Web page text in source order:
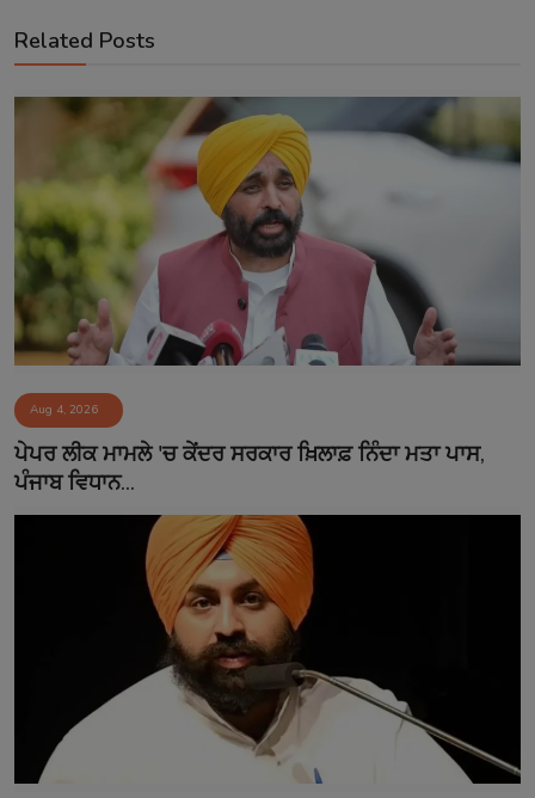
Related Posts
Aug 4, 2026
ਪੇਪਰ ਲੀਕ ਮਾਮਲੇ 'ਚ ਕੇਂਦਰ ਸਰਕਾਰ ਖ਼ਿਲਾਫ਼ ਨਿੰਦਾ ਮਤਾ ਪਾਸ,
ਪੰਜਾਬ ਵਿਧਾਨ...